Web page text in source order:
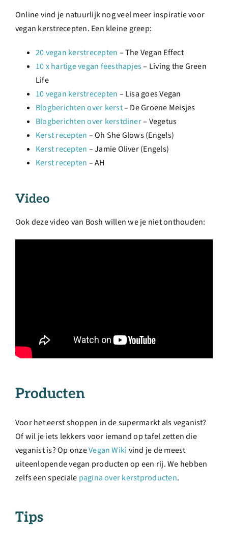
Online vind je natuurlijk nog veel meer inspiratie voor
vegan kerstrecepten. Een kleine greep:
20 vegan kerstrecepten – The Vegan Effect
10 x hartige vegan feesthapjes– Living the Green
Life
10 vegan kerstrecepten – Lisa goes Vegan
Blogberichten over kerst– De Groene Meisjes
Blogberichten over kerstdiner– Vegetus
Kerst recepten – Oh She Glows (Engels)
Kerst recepten – Jamie Oliver (Engels)
Kerst recepten – AH
Video
Ook deze video van Bosh willen we je niet onthouden:
Producten
Voor het eerst shoppen in de supermarkt als veganist?
Of wil je iets lekkers voor iemand op tafel zetten die
veganist is? Op onzeVegan Wiki vind je de meest
uiteenlopende vegan producten op een rij. We hebben
zelfs een speciale pagina over kerstproducten.
Tips